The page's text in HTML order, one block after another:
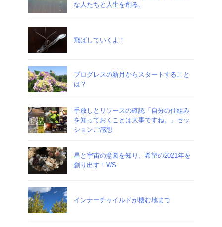
な人たちと人生を創る。
飛ばしていくよ！
プログレスの新月からスタートすること
は？
手放しとリソースの確認「自分の仕組み
を知っておくことは大事ですね。」セッ
ションご感想
星と宇宙の意図を知り、希望の2021年を
創り出す！WS
インナーチャイルドが棲む地まで